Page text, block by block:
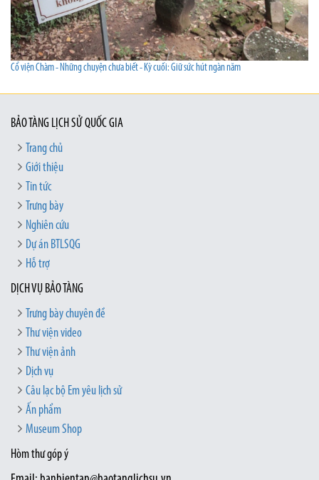
Cổ viện Chàm - Những chuyện chưa biết - Kỳ cuối: Giữ sức hút ngàn năm
BẢO TÀNG LỊCH SỬ QUỐC GIA
Trang chủ
Giới thiệu
Tin tức
Trưng bày
Nghiên cứu
Dự án BTLSQG
Hỗ trợ
DỊCH VỤ BẢO TÀNG
Trưng bày chuyên đề
Thư viện video
Thư viện ảnh
Dịch vụ
Câu lạc bộ Em yêu lịch sử
Ấn phẩm
Museum Shop
Hòm thư góp ý